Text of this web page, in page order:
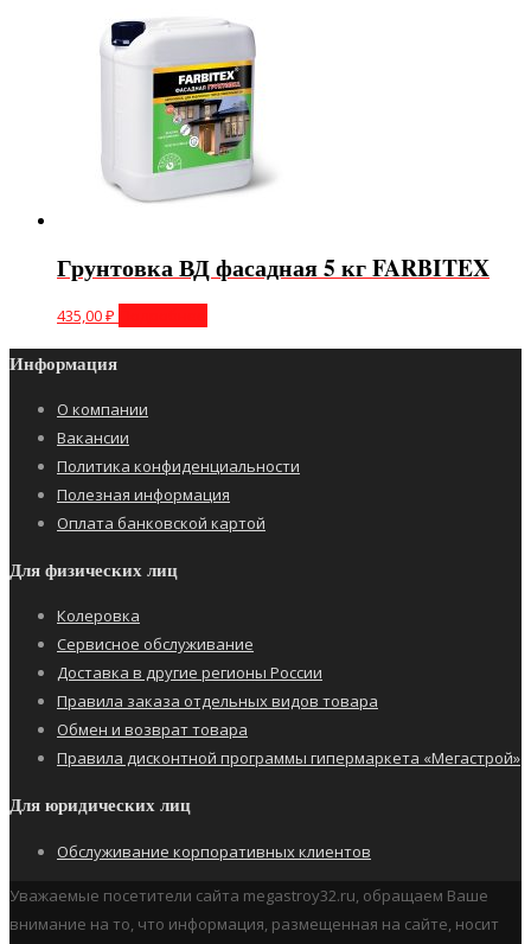
Грунтовка ВД фасадная 5 кг FARBITEX
435,00₽
Информация
О компании
Вакансии
Политика конфиденциальности
Полезная информация
Оплата банковской картой
Для физических лиц
Колеровка
Сервисное обслуживание
Доставка в другие регионы России
Правила заказа отдельных видов товара
Обмен и возврат товара
Правила дисконтной программы гипермаркета «Мегастрой»
Для юридических лиц
Обслуживание корпоративных клиентов
Уважаемые посетители сайта megastroy32.ru, обращаем Ваше
внимание на то, что информация, размещенная на сайте, носит